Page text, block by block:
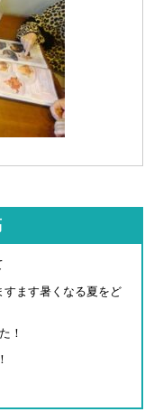
ます暑くなる夏をど
！